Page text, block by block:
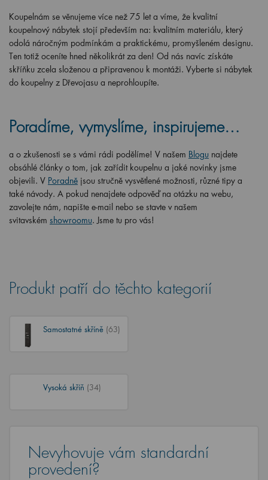
Koupelnám se věnujeme více než 75 let a víme, že kvalitní
koupelnový nábytek stojí především na: kvalitním materiálu, který
odolá náročným podmínkám a praktickému, promyšleném designu.
Ten totiž oceníte hned několikrát za den! Od nás navíc získáte
skříňku zcela složenou a připravenou k montáži. Vyberte si nábytek
do koupelny z Dřevojasu a neprohloupíte.
Poradíme, vymyslíme, inspirujeme…
a o zkušenosti se s vámi rádi podělíme! V našem Blogu najdete
obsáhlé články o tom, jak zařídit koupelnu a jaké novinky jsme
objevili. V Poradně jsou stručně vysvětlené možnosti, různé tipy a
také návody. A pokud nenajdete odpověď na otázku na webu,
zavolejte nám, napište e-mail nebo se stavte v našem
svitavském showroomu. Jsme tu pro vás!
Produkt patří do těchto kategorií
Samostatné skříně (63)
Vysoká skříň (34)
Nevyhovuje vám standardní
provedení?